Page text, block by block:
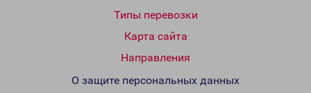
Типы перевозки
Карта сайта
Направления
О защите персональных данных